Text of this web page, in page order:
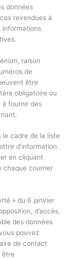
données
revendues à
informations
raison
de
être
obligatoire ou
à fournir des
le cadre de la liste
d’information.
en cliquant
chaque courrier
» du 6 janvier
d’accès,
des données
pouvez
de contact
être